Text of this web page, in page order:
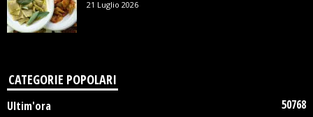
21 Luglio 2026
CATEGORIE POPOLARI
Ultim'ora
50768